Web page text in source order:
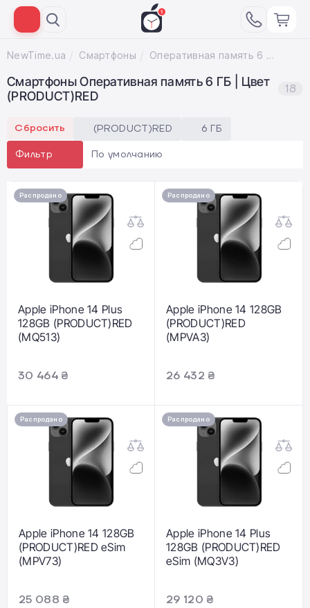
NewTime.ua Смартфоны Оперативная память 6 ГБ; Цвет (PRODUCT)RED
Смартфоны Оперативная память 6 ГБ | Цвет
(PRODUCT)RED
18
Сбросить (PRODUCT)RED 6 ГБ
Фильтр По умолчанию
Распродано
Apple iPhone 14 Plus
128GB (PRODUCT)RED
(MQ513)
30 464 ₴
Распродано
Apple iPhone 14 128GB
(PRODUCT)RED
(MPVA3)
26 432 ₴
Распродано
Apple iPhone 14 128GB
(PRODUCT)RED eSim
(MPV73)
25 088 ₴
Распродано
Apple iPhone 14 Plus
128GB (PRODUCT)RED
eSim (MQ3V3)
29 120 ₴